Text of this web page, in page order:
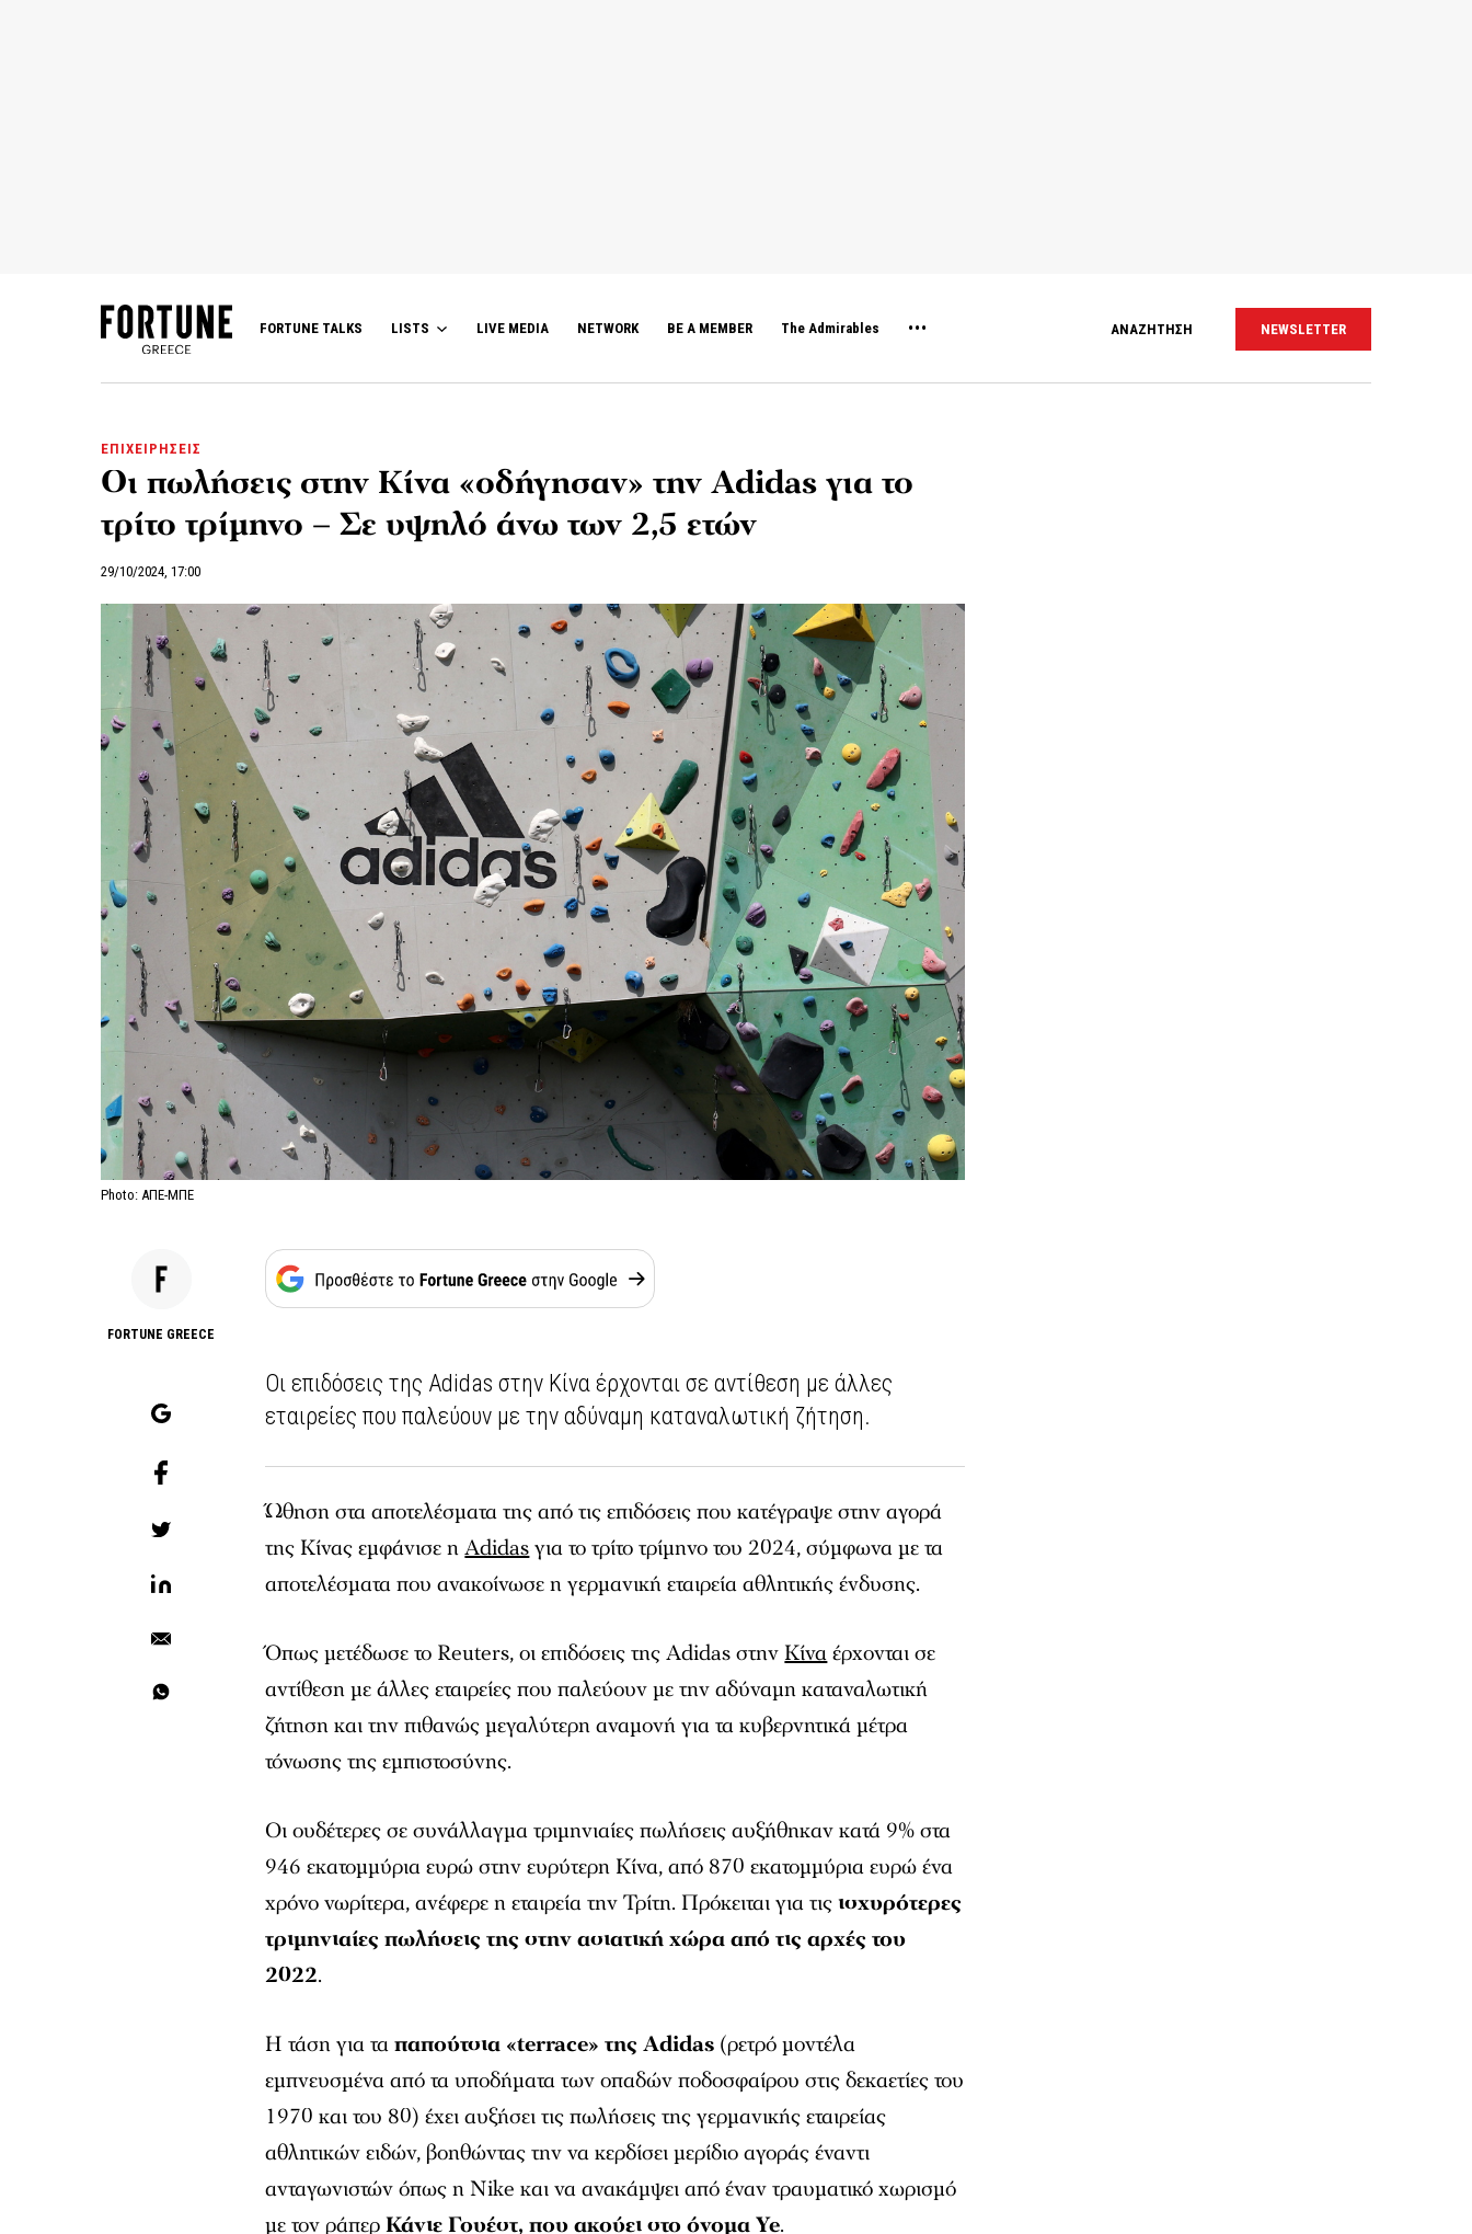
FORTUNE TALKS LISTS LIVE MEDIA NETWORK BE A MEMBER The Admirables ΑΝΑΖΗΤΗΣΗ NEWSLETTER
ΕΠΙΧΕΙΡΗΣΕΙΣ
Οι πωλήσεις στην Κίνα «οδήγησαν» την Adidas για το
τρίτο τρίμηνο – Σε υψηλό άνω των 2,5 ετών
29/10/2024, 17:00
Photo: ΑΠΕ-ΜΠΕ
FORTUNE GREECE
Οι επιδόσεις της Adidas στην Κίνα έρχονται σε αντίθεση με άλλες
εταιρείες που παλεύουν με την αδύναμη καταναλωτική ζήτηση.
Ώθηση στα αποτελέσματα της από τις επιδόσεις που κατέγραψε στην αγορά
της Κίνας εμφάνισε ηAdidasγια το τρίτο τρίμηνο του 2024, σύμφωνα με τα
αποτελέσματα που ανακοίνωσε η γερμανική εταιρεία αθλητικής ένδυσης.
Όπως μετέδωσε το Reuters, οι επιδόσεις της Adidas στην Κίναέρχονται σε
αντίθεση με άλλες εταιρείες που παλεύουν με την αδύναμη καταναλωτική
ζήτηση και την πιθανώς μεγαλύτερη αναμονή για τα κυβερνητικά μέτρα
τόνωσης της εμπιστοσύνης.
Οι ουδέτερες σε συνάλλαγμα τριμηνιαίες πωλήσεις αυξήθηκαν κατά 9% στα
946 εκατομμύρια ευρώ στην ευρύτερη Κίνα, από 870 εκατομμύρια ευρώ ένα
χρόνο νωρίτερα, ανέφερε η εταιρεία την Τρίτη. Πρόκειται για τιςισχυρότερες
τριμηνιαίες πωλήσεις της στην ασιατική χώρα από τις αρχές του
2022.
Η τάση για ταπαπούτσια «terrace» της Adidas (ρετρό μοντέλα
εμπνευσμένα από τα υποδήματα των οπαδών ποδοσφαίρου στις δεκαετίες του
1970 και του 80) έχει αυξήσει τις πωλήσεις της γερμανικής εταιρείας
αθλητικών ειδών, βοηθώντας την να κερδίσει μερίδιο αγοράς έναντι
ανταγωνιστών όπως η Nike και να ανακάμψει από έναν τραυματικό χωρισμό
με τον ράπερΚάνιε Γουέστ, που ακούει στο όνομα Ye.